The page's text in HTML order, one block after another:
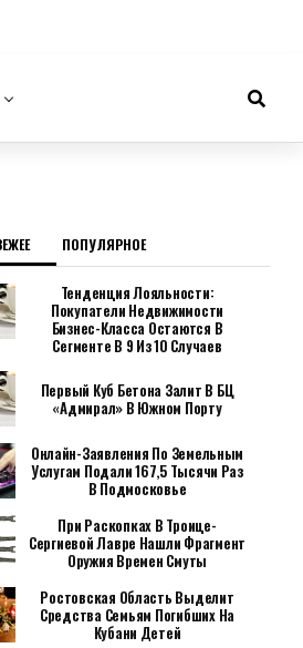
ПОПУЛЯРНОЕ
Тенденция Лояльности:
Покупатели Недвижимости
Бизнес-Класса Остаются В
Сегменте В 9 Из 10 Случаев
Первый Куб Бетона Залит В БЦ
«Адмирал» В Южном Порту
Онлайн-Заявления По Земельным
Услугам Подали 167,5 Тысячи Раз
В Подмосковье
При Раскопках В Троице-
Сергиевой Лавре Нашли Фрагмент
Оружия Времен Смуты
Ростовская Область Выделит
Средства Семьям Погибших На
Кубани Детей